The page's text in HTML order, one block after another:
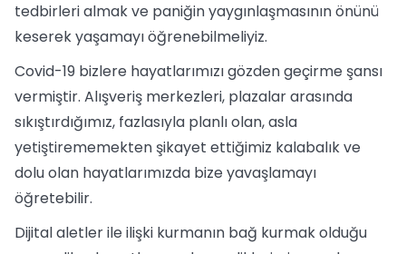
tedbirleri almak ve paniğin yaygınlaşmasının önünü
keserek yaşamayı öğrenebilmeliyiz.
Covid-19 bizlere hayatlarımızı gözden geçirme şansı
vermiştir. Alışveriş merkezleri, plazalar arasında
sıkıştırdığımız, fazlasıyla planlı olan, asla
yetiştirememekten şikayet ettiğimiz kalabalık ve
dolu olan hayatlarımızda bize yavaşlamayı
öğretebilir.
Dijital aletler ile ilişki kurmanın bağ kurmak olduğu